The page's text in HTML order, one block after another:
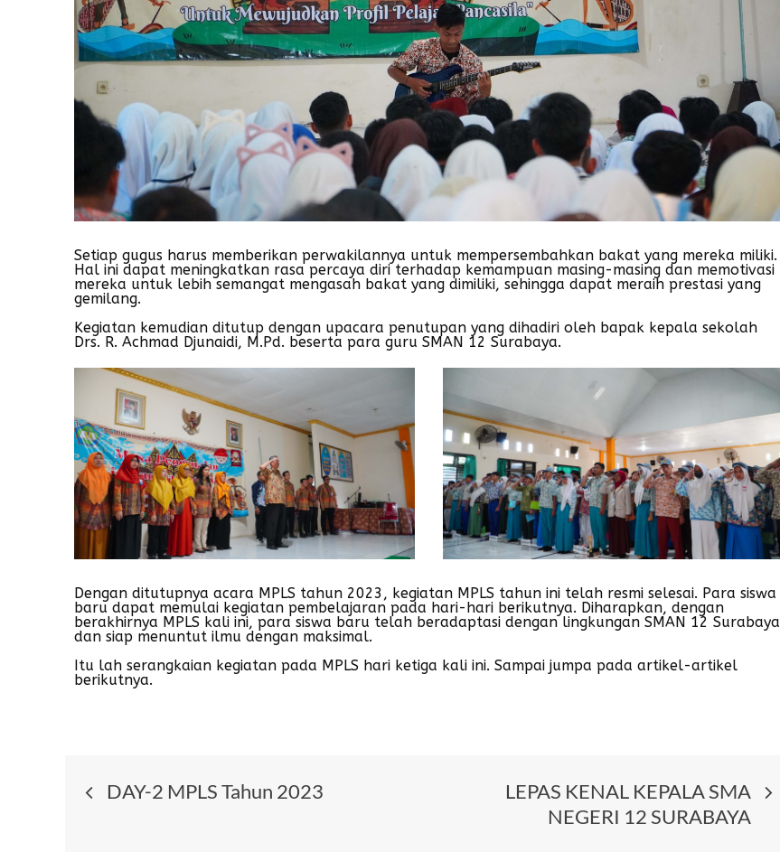
Setiap gugus harus memberikan perwakilannya untuk mempersembahkan bakat yang mereka miliki.
Hal ini dapat meningkatkan rasa percaya diri terhadap kemampuan masing-masing dan memotivasi
mereka untuk lebih semangat mengasah bakat yang dimiliki, sehingga dapat meraih prestasi yang
gemilang.
Kegiatan kemudian ditutup dengan upacara penutupan yang dihadiri oleh bapak kepala sekolah
Drs. R. Achmad Djunaidi, M.Pd. beserta para guru SMAN 12 Surabaya.
Dengan ditutupnya acara MPLS tahun 2023, kegiatan MPLS tahun ini telah resmi selesai. Para siswa
baru dapat memulai kegiatan pembelajaran pada hari-hari berikutnya. Diharapkan, dengan
berakhirnya MPLS kali ini, para siswa baru telah beradaptasi dengan lingkungan SMAN 12 Surabaya
dan siap menuntut ilmu dengan maksimal.
Itu lah serangkaian kegiatan pada MPLS hari ketiga kali ini. Sampai jumpa pada artikel-artikel
berikutnya.
DAY-2 MPLS Tahun 2023
LEPAS KENAL KEPALA SMA
NEGERI 12 SURABAYA